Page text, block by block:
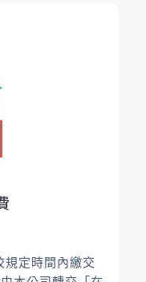
定時間內繳交